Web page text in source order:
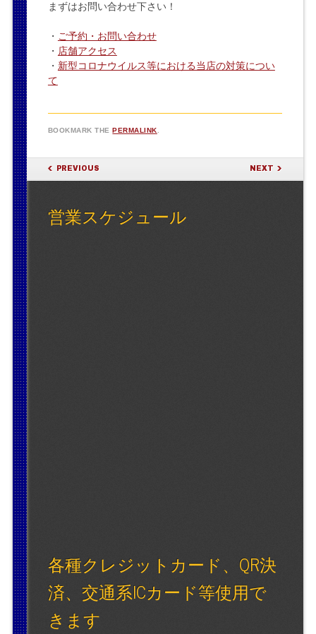
まずはお問い合わせ下さい！
・ ご予約・お問い合わせ
・ 店舗アクセス
・ 新型コロナウイルス等における当店の対策につい
て
BOOKMARK THEPERMALINK
POST NAVIGATION
PREVIOUS NEXT
営業スケジュール
各種クレジットカード、QR決
済、交通系ICカード等使用で
きます